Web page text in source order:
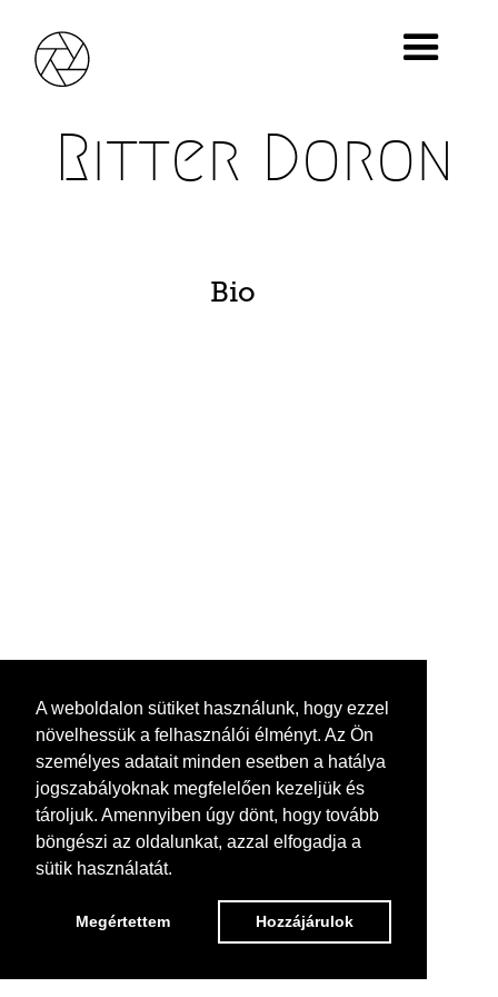
A weboldalon sütiket használunk, hogy ezzel
növelhessük a felhasználói élményt. Az Ön
személyes adatait minden esetben a hatálya
jogszabályoknak megfelelően kezeljük és
tároljuk. Amennyiben úgy dönt, hogy tovább
böngészi az oldalunkat, azzal elfogadja a
sütik használatát.
Megértettem Hozzájárulok
Ritter Doron
Bio